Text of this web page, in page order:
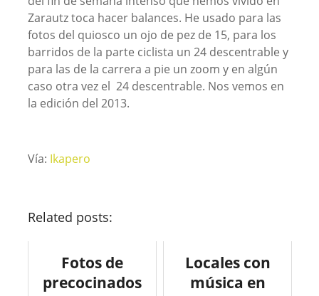
Zarautz toca hacer balances. He usado para las
fotos del quiosco un ojo de pez de 15, para los
barridos de la parte ciclista un 24 descentrable y
para las de la carrera a pie un zoom y en algún
caso otra vez el 24 descentrable. Nos vemos en
la edición del 2013.
Vía: Ikapero
Related posts:
Fotos de
precocinados
Locales con
música en